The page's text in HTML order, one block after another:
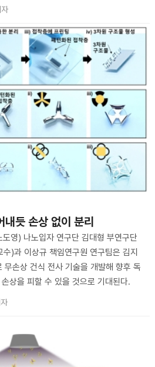
듯 손상 없이 분리
영) 나노입자 연구단 김대형 부연구단
)과 이상규 책임연구원 연구팀은 김지
무손상 건식 전사 기술을 개발해 향후 독
상을 피할 수 있을 것으로 기대된다.